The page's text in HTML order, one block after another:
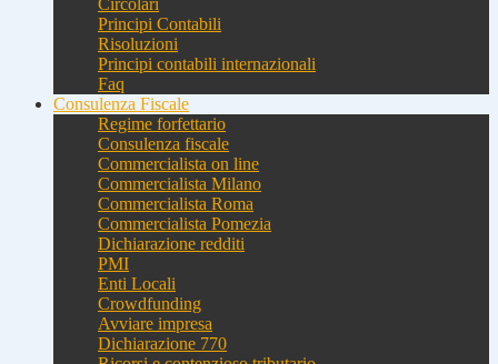
Circolari
Principi Contabili
Risoluzioni
Principi contabili internazionali
Faq
Consulenza Fiscale
Regime forfettario
Consulenza fiscale
Commercialista on line
Commercialista Milano
Commercialista Roma
Commercialista Pomezia
Dichiarazione redditi
PMI
Enti Locali
Crowdfunding
Avviare impresa
Dichiarazione 770